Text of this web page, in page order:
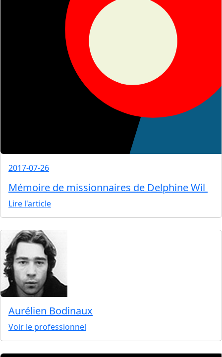
2017-07-26
Mémoire de missionnaires de Delphine Wil
Lire l'article
Aurélien Bodinaux
Voir le professionnel